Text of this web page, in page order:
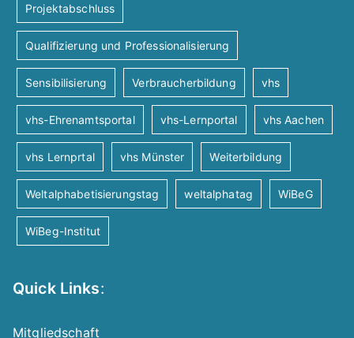
Projektabschluss
Qualifizierung und Professionalisierung
Sensibilisierung Verbraucherbildung vhs
vhs-Ehrenamtsportal vhs-Lernportal vhs Aachen
vhs Lernprtal vhs Münster Weiterbildung
Weltalphabetisierungstag weltalphatag WiBeG
WiBeg-Institut
Quick Links:
Mitgliedschaft